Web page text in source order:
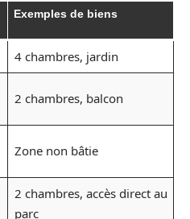
Exemples de biens
4 chambres, jardin
2 chambres, balcon
Zone non bâtie
2 chambres, accès direct au
parc